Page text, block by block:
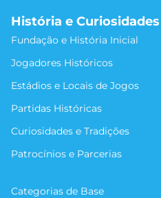
História e
Fundação e História Inicial
Jogadores Históricos
Estádios e Locais de Jogos
Partidas Históricas
Curiosidades e Tradições
Patrocínios e Parcerias
Categorias de Base